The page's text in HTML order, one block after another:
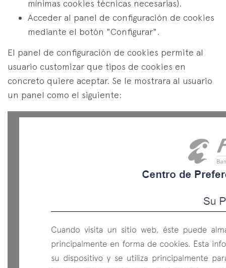
mínimas cookies técnicas necesarias).
Acceder al panel de configuración de cookies
mediante el botón "Configurar".
El panel de configuración de cookies permite al
usuario customizar que tipos de cookies en
concreto quiere aceptar. Se le mostrara al usuario
un panel como el siguiente: